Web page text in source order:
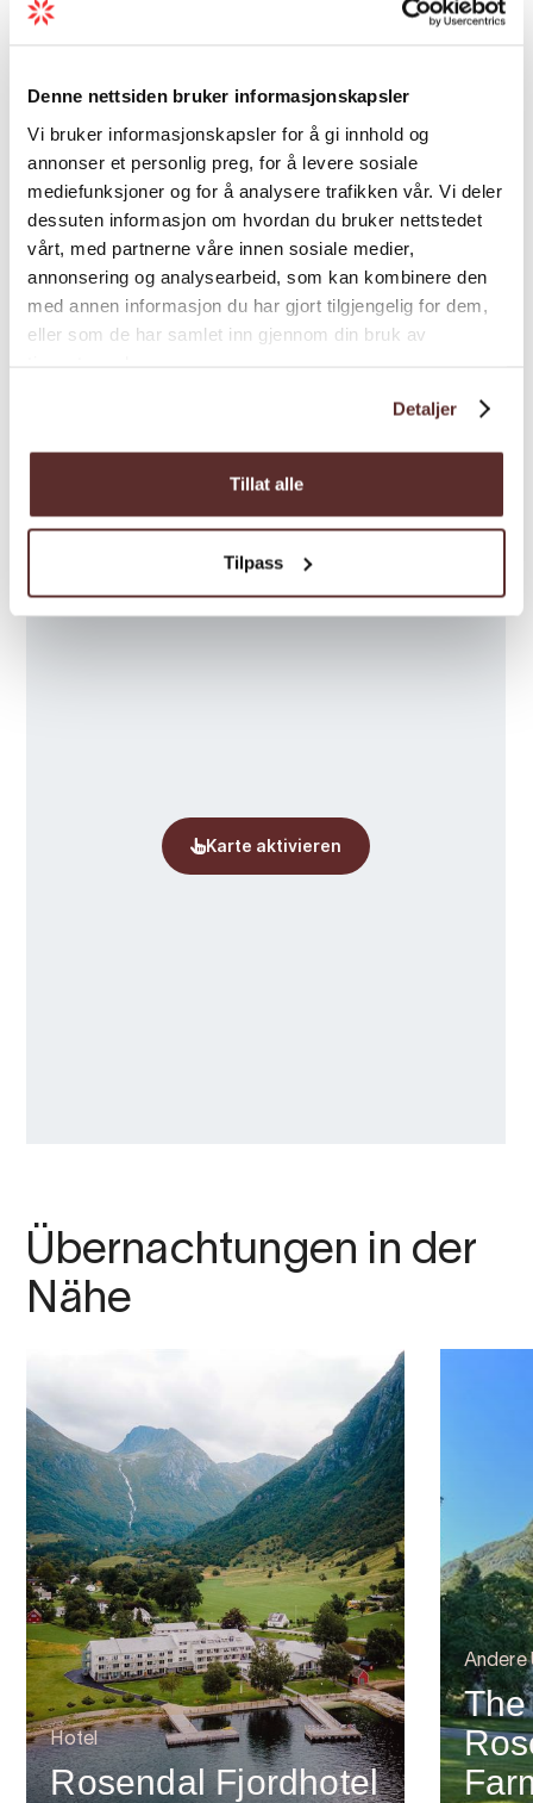
Denne nettsiden bruker informasjonskapsler
Vi bruker informasjonskapsler for å gi innhold og
annonser et personlig preg, for å levere sosiale
mediefunksjoner og for å analysere trafikken vår. Vi deler
dessuten informasjon om hvordan du bruker nettstedet
vårt, med partnerne våre innen sosiale medier,
annonsering og analysearbeid, som kan kombinere den
med annen informasjon du har gjort tilgjengelig for dem,
eller som de har samlet inn gjennom din bruk av
Detaljer
Tillat alle
Tilpass
warmen und einladenden Atmosphäre Ihre
erweitert das Restaurant seine Kapazität und
bietet zusätzliche 75 Sitzplätze im Freien.
Egal ob Sie für ein Familienmittagessen, ein
romantisches Dinner oder einfach nur zum
Probieren der besten Meeresfrüchte
kommen – Gjøa Sjømat bietet Ihnen ein
kulinarisches Erlebnis, das Qualität und
Tradition widerspiegelt.
Siehe mehr
Saison
Übernachtungen in der
Nähe
Hotel
Rosendal Fjordhotel
Andere